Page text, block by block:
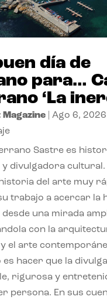
día de
para…
‘La
Magazine| Ago 6, 2026
Sastre es
y divulgadora cultural.
del arte muy
trabajo a acercar la
una mirada
con la
el arte
es hacer que la
rigurosa y
persona. En sus